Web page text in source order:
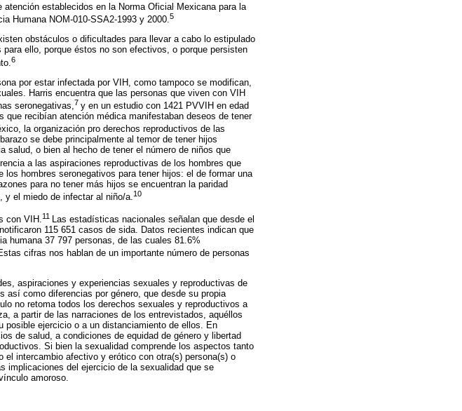
establecidos en la Norma Oficial Mexicana para la
Humana NOM-010-SSA2-1993 y 2000.5
obstáculos o dificultades para llevar a cabo lo estipulado
ello, porque éstos no son efectivos, o porque persisten
6
por estar infectada por VIH, como tampoco se modifican,
Harris encuentra que las personas que viven con VIH
seronegativas,7 y en un estudio con 1421 PVVIH en edad
recibían atención médica manifestaban deseos de tener
la organización pro derechos reproductivos de las
se debe principalmente al temor de tener hijos
salud, o bien al hecho de tener el número de niños que
a las aspiraciones reproductivas de los hombres que
hombres seronegativos para tener hijos: el de formar una
para no tener más hijos se encuentran la paridad
y el miedo de infectar al niño/a.10
con VIH. 11 Las estadísticas nacionales señalan que desde el
115 651 casos de sida. Datos recientes indican que
humana 37 797 personas, de las cuales 81.6%
cifras nos hablan de un importante número de personas
aspiraciones y experiencias sexuales y reproductivas de
así como diferencias por género, que desde su propia
no retoma todos los derechos sexuales y reproductivos a
a partir de las narraciones de los entrevistados, aquéllos
posible ejercicio o a un distanciamiento de ellos. En
de salud, a condiciones de equidad de género y libertad
Si bien la sexualidad comprende los aspectos tanto
intercambio afectivo y erótico con otra(s) persona(s) o
implicaciones del ejercicio de la sexualidad que se
amoroso.